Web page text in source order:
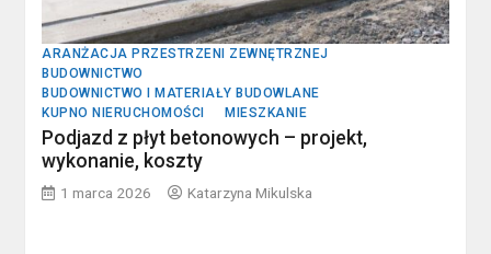
ARANŻACJA PRZESTRZENI ZEWNĘTRZNEJ
BUDOWNICTWO
BUDOWNICTWO I MATERIAŁY BUDOWLANE
KUPNO NIERUCHOMOŚCI
MIESZKANIE
Podjazd z płyt betonowych – projekt,
wykonanie, koszty
1 marca 2026 Katarzyna Mikulska